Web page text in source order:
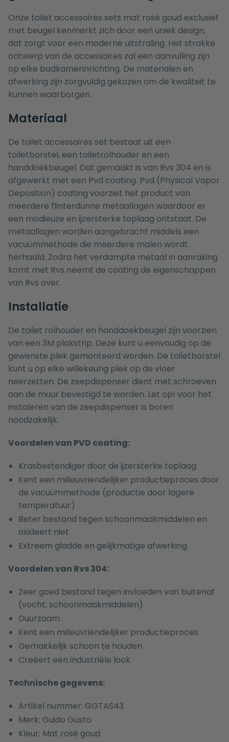
Onze toilet accessoires sets mat rosé goud exclusief
met beugel kenmerkt zich door een uniek design,
dat zorgt voor een moderne uitstraling. Het strakke
ontwerp van de accessoires zal een aanvulling zijn
op elke badkamerinrichting. De materialen en
afwerking zijn zorgvuldig gekozen om de kwaliteit te
kunnen waarborgen.
Materiaal
De toilet accessoires set bestaat uit een
toiletborstel, een toiletrolhouder en een
handdoekbeugel. Dat gemaakt is van Rvs 304 en is
afgewerkt met een Pvd coating. Pvd (Physical Vapor
Deposition) coating voorziet het product van
meerdere flinterdunne metaallagen waardoor er
een modieuze en ijzersterke toplaag ontstaat. De
metaallagen worden aangebracht middels een
vacuümmethode die meerdere malen wordt
herhaald. Zodra het verdampte metaal in aanraking
komt met Rvs neemt de coating de eigenschappen
van Rvs over.
Installatie
De toilet rolhouder en handdoekbeugel zijn voorzien
van een 3M plakstrip. Deze kunt u eenvoudig op de
gewenste plek gemonteerd worden. De toiletborstel
kunt u op elke willekeurig plek op de vloer
neerzetten. De zeepdispenser dient met schroeven
aan de muur bevestigd te worden. Let op! voor het
instaleren van de zeepdispenser is boren
noodzakelijk.
Voordelen van PVD coating:
Krasbestendiger door de ijzersterke toplaag
Kent een milieuvriendelijker productieproces door
de vacuümmethode (productie door lagere
temperatuur)
Beter bestand tegen schoonmaakmiddelen en
oxideert niet
Extreem gladde en gelijkmatige afwerking
Voordelen van Rvs 304:
Zeer goed bestand tegen invloeden van buitenaf
(vocht, schoonmaakmiddelen)
Duurzaam
Kent een milieuvriendelijker productieproces
Gemakkelijk schoon te houden
Creëert een industriële look
Technische gegevens:
Artikel nummer: GGTAS43
Merk: Guido Gusto
Kleur: Mat rosé goud